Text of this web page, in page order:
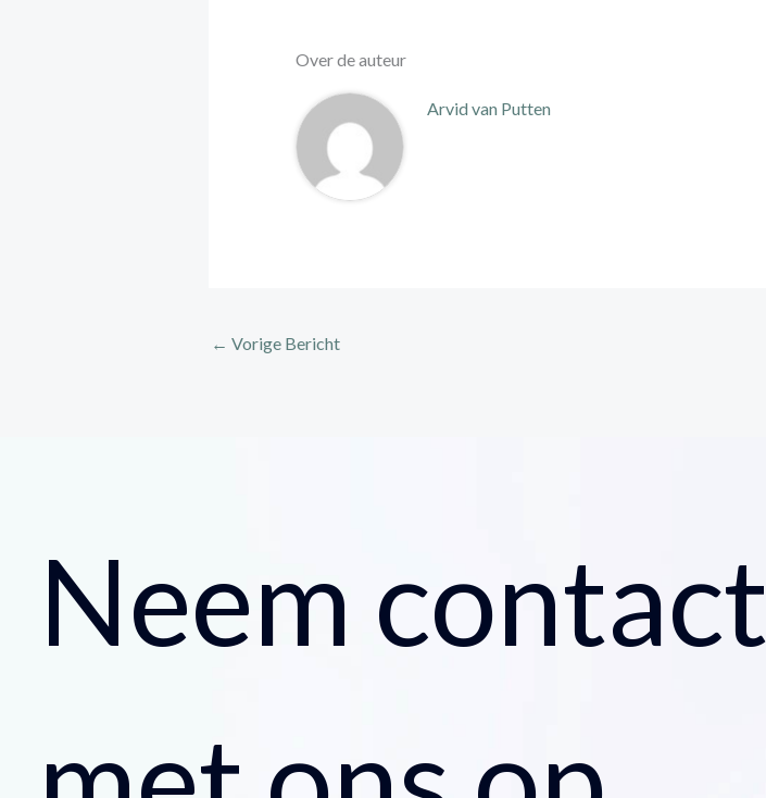
Over de auteur
Arvid van Putten
← Vorige Bericht
Neem contact